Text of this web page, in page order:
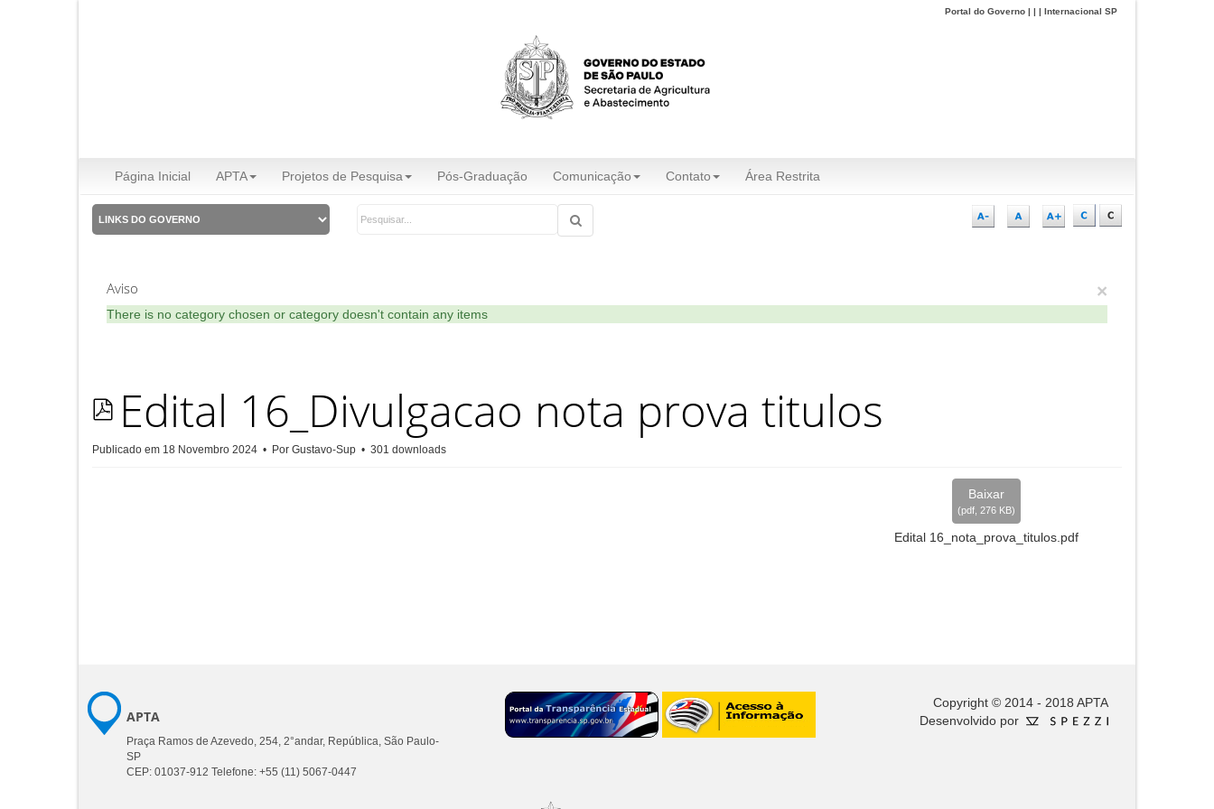
Portal do Governo | | | Internacional SP
Página Inicial APTA Projetos de Pesquisa Pós-Graduação Comunicação Contato Área Restrita
×
Aviso
There is no category chosen or category doesn't contain any items
pdfEdital 16_Divulgacao nota prova titulos
Publicado em 18 Novembro 2024 Por Gustavo-Sup 301 downloads
Baixar
(pdf, 276 KB)
Edital 16_nota_prova_titulos.pdf
APTA
Praça Ramos de Azevedo, 254, 2°andar, República, São Paulo-
SP
CEP: 01037-912 Telefone: +55 (11) 5067-0447
Copyright © 2014 - 2018 APTA
Desenvolvido por